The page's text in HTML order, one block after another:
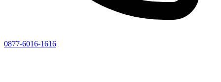
0877-6016-1616